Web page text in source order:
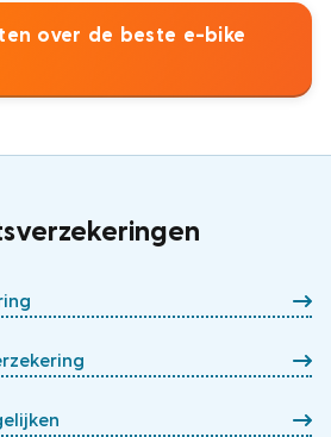
over de beste e-bike